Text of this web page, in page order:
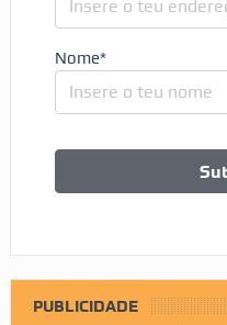
Nome*
PUBLICIDADE